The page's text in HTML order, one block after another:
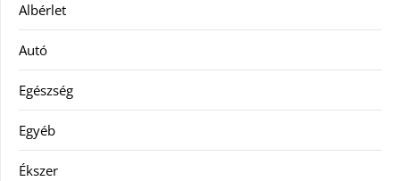
Albérlet
Autó
Egészség
Egyéb
Ékszer